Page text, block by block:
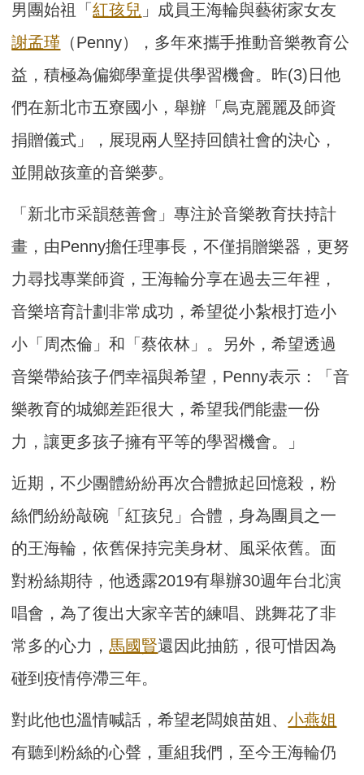
男團始祖「紅孩兒 」成員王海輪與藝術家女友
謝孟瑾 （Penny），多年來攜手推動音樂教育公
益，積極為偏鄉學童提供學習機會。昨(3)日他
們在新北市五寮國小，舉辦「烏克麗麗及師資
捐贈儀式」，展現兩人堅持回饋社會的決心，
並開啟孩童的音樂夢。
「新北市采韻慈善會」專注於音樂教育扶持計
畫，由Penny擔任理事長，不僅捐贈樂器，更努
力尋找專業師資，王海輪分享在過去三年裡，
音樂培育計劃非常成功，希望從小紮根打造小
小「周杰倫」和「蔡依林」。另外，希望透過
音樂帶給孩子們幸福與希望，Penny表示：「音
樂教育的城鄉差距很大，希望我們能盡一份
力，讓更多孩子擁有平等的學習機會。」
近期，不少團體紛紛再次合體掀起回憶殺，粉
絲們紛紛敲碗「紅孩兒」合體，身為團員之一
的王海輪，依舊保持完美身材、風采依舊。面
對粉絲期待，他透露2019有舉辦30週年台北演
唱會，為了復出大家辛苦的練唱、跳舞花了非
常多的心力，馬國賢還因此抽筋，很可惜因為
碰到疫情停滯三年。
對此他也溫情喊話，希望老闆娘苗姐、小燕姐
有聽到粉絲的心聲，重組我們，至今王海輪仍